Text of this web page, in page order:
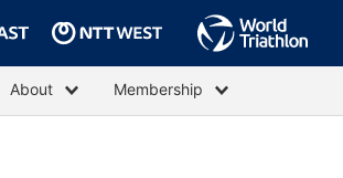
About Membership